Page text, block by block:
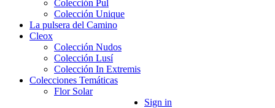
Colección Pul
Colección Unique
La pulsera del Camino
Cleox
Colección Nudos
Colección Lusí
Colección In Extremis
Colecciones Temáticas
Flor Solar
Sign in